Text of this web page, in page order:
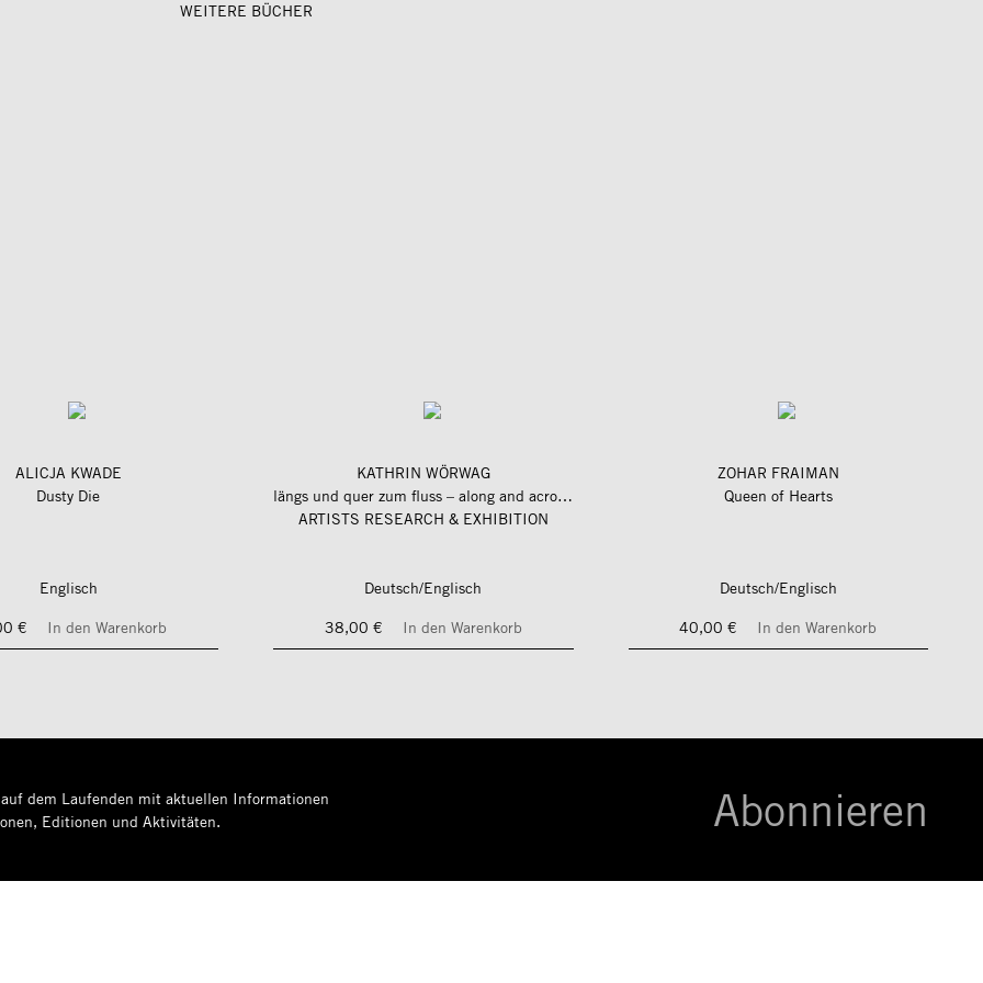
WEITERE BÜCHER
ALICJA KWADE
Dusty Die
Englisch
€
In den Warenkorb
KATHRIN WÖRWAG
längs und quer zum fluss – along and across the river
ARTISTS RESEARCH & EXHIBITION
Deutsch/Englisch
38,00 €
In den Warenkorb
ZOHAR FRAIMAN
Queen of Hearts
Deutsch/Englisch
40,00 €
In den Warenkorb
dem Laufenden mit aktuellen Informationen
Editionen und Aktivitäten.
Abonnieren